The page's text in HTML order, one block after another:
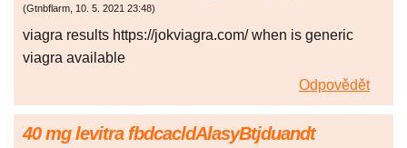
(Gtnbflarm, 10. 5. 2021 23:48)
viagra results https://jokviagra.com/ when is generic
viagra available
Odpovědět
40 mg levitra fbdcacldAlasyBtjduandt